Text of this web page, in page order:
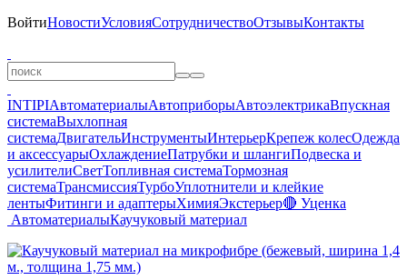
ВойтиНовостиУсловияСотрудничествоОтзывыКонтакты
INTIPIАвтоматериалыАвтоприборыАвтоэлектрикаВпускная
системаВыхлопная
системаДвигательИнструментыИнтерьерКрепеж колесОдежда
и аксессуарыОхлаждениеПатрубки и шлангиПодвеска и
усилителиСветТопливная системаТормозная
системаТрансмиссияТурбоУплотнители и клейкие
лентыФитинги и адаптерыХимияЭкстерьер🔴 Уценка
АвтоматериалыКаучуковый материал